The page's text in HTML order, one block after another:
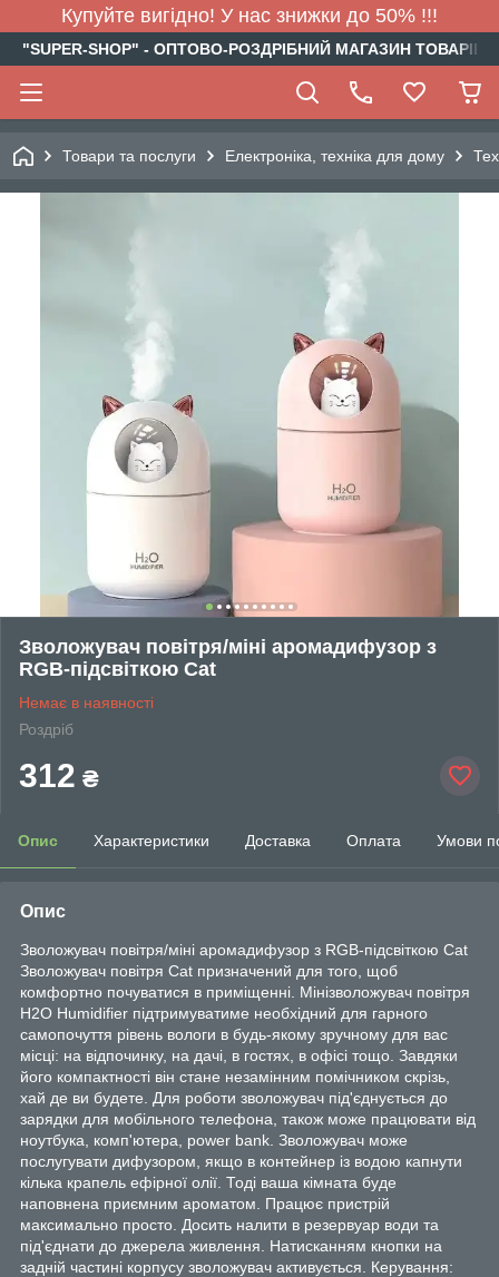
Купуйте вигідно! У нас знижки до 50% !!!
"SUPER-SHOP" - ОПТОВО-РОЗДРІБНИЙ МАГАЗИН
Товари та послуги Електроніка, техніка для дому
Зволожувач повітря/міні аромадифузор з
RGB-підсвіткою Cat
Немає в наявності
Роздріб
312 ₴
Опис Характеристики Доставка Оплата Умови
Опис
Зволожувач повітря/міні аромадифузор з RGB-підсвіткою Cat
Зволожувач повітря Cat призначений для того, щоб
комфортно почуватися в приміщенні. Мінізволожувач повітря
H2O Humidifier підтримуватиме необхідний для гарного
самопочуття рівень вологи в будь-якому зручному для вас
місці: на відпочинку, на дачі, в гостях, в офісі тощо. Завдяки
його компактності він стане незамінним помічником скрізь,
хай де ви будете. Для роботи зволожувач під'єднується до
зарядки для мобільного телефона, також може працювати від
ноутбука, комп'ютера, power bank. Зволожувач може
послугувати дифузором, якщо в контейнер із водою капнути
кілька крапель ефірної олії. Тоді ваша кімната буде
наповнена приємним ароматом. Працює пристрій
максимально просто. Досить налити в резервуар води та
під'єднати до джерела живлення. Натисканням кнопки на
задній частині корпусу зволожувач активується. Керування: